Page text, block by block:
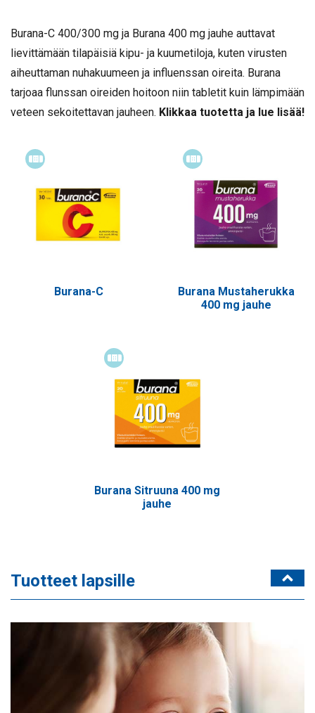
Burana-C 400/300 mg ja Burana 400 mg jauhe auttavat
lievittämään tilapäisiä kipu- ja kuumetiloja, kuten virusten
aiheuttaman nuhakuumeen ja influenssan oireita. Burana
tarjoaa flunssan oireiden hoitoon niin tabletit kuin lämpimään
veteen sekoitettavan jauheen. Klikkaa tuotetta ja lue lisää!
Burana-C
Burana Mustaherukka
400 mg jauhe
Burana Sitruuna 400 mg
jauhe
Tuotteet lapsille